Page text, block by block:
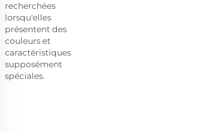
recherchées
lorsqu'elles
présentent des
couleurs et
caractéristiques
supposément
spéciales.